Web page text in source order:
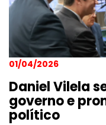
01/04/2026
Daniel Vilela
governo e
político